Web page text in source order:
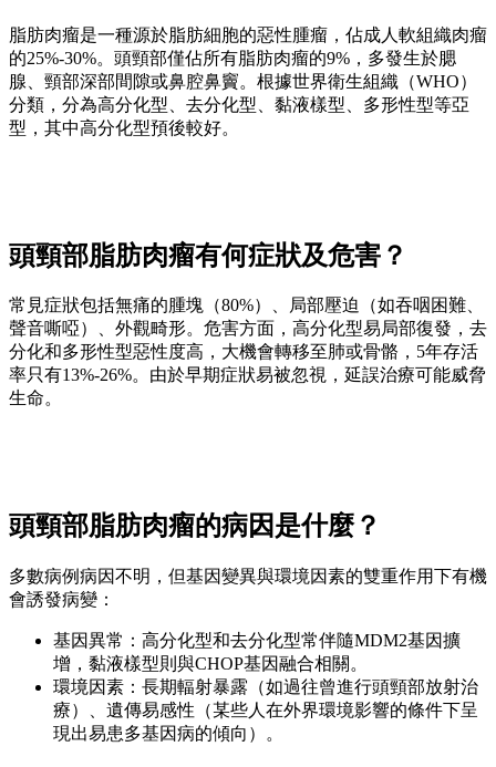
脂肪肉瘤是一種源於脂肪細胞的惡性腫瘤，佔成人軟組織肉瘤
的25%-30%。頭頸部僅佔所有脂肪肉瘤的9%，多發生於腮
腺、頸部深部間隙或鼻腔鼻竇。根據世界衛生組織（WHO）
分類，分為高分化型、去分化型、黏液樣型、多形性型等亞
型，其中高分化型預後較好。
頭頸部脂肪肉瘤有何症狀及危害？
常見症狀包括無痛的腫塊（80%）、局部壓迫（如吞咽困難、
聲音嘶啞）、外觀畸形。危害方面，高分化型易局部復發，去
分化和多形性型惡性度高，大機會轉移至肺或骨骼，5年存活
率只有13%-26%。由於早期症狀易被忽視，延誤治療可能威脅
生命。
頭頸部脂肪肉瘤的病因是什麼？
多數病例病因不明，但基因變異與環境因素的雙重作用下有機
會誘發病變：
基因異常：高分化型和去分化型常伴隨MDM2基因擴
增，黏液樣型則與CHOP基因融合相關。
環境因素：長期輻射暴露（如過往曾進行頭頸部放射治
療）、遺傳易感性（某些人在外界環境影響的條件下呈
現出易患多基因病的傾向）。